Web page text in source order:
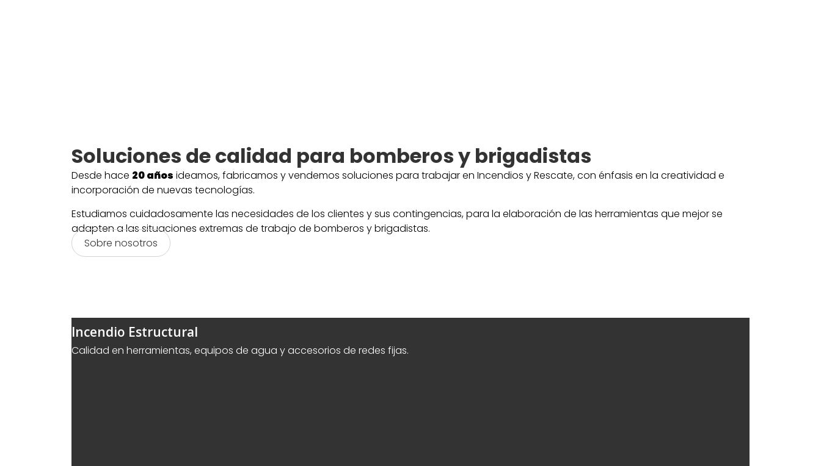
Soluciones de calidad para bomberos y brigadistas
Desde hace 20años ideamos, fabricamos y vendemos soluciones para trabajar en Incendios y Rescate, con énfasis en la creatividad e
incorporación de nuevas tecnologías.
Estudiamos cuidadosamente las necesidades de los clientes y sus contingencias, para la elaboración de las herramientas que mejor se
adapten a las situaciones extremas de trabajo de bomberos y brigadistas.
Sobre nosotros
Incendio Estructural
Calidad en herramientas, equipos de agua y accesorios de redes fijas.